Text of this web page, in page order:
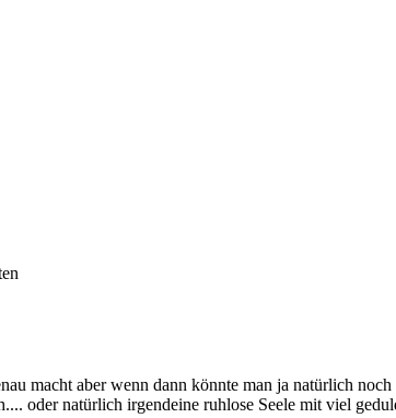
macht aber wenn dann könnte man ja natürlich
oder natürlich irgendeine ruhlose Seele mit viel